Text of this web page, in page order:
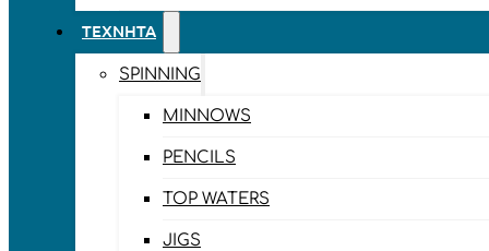
ΤΕΧΝΗΤΆ
SPINNING
MINNOWS
PENCILS
TOP WATERS
JIGS